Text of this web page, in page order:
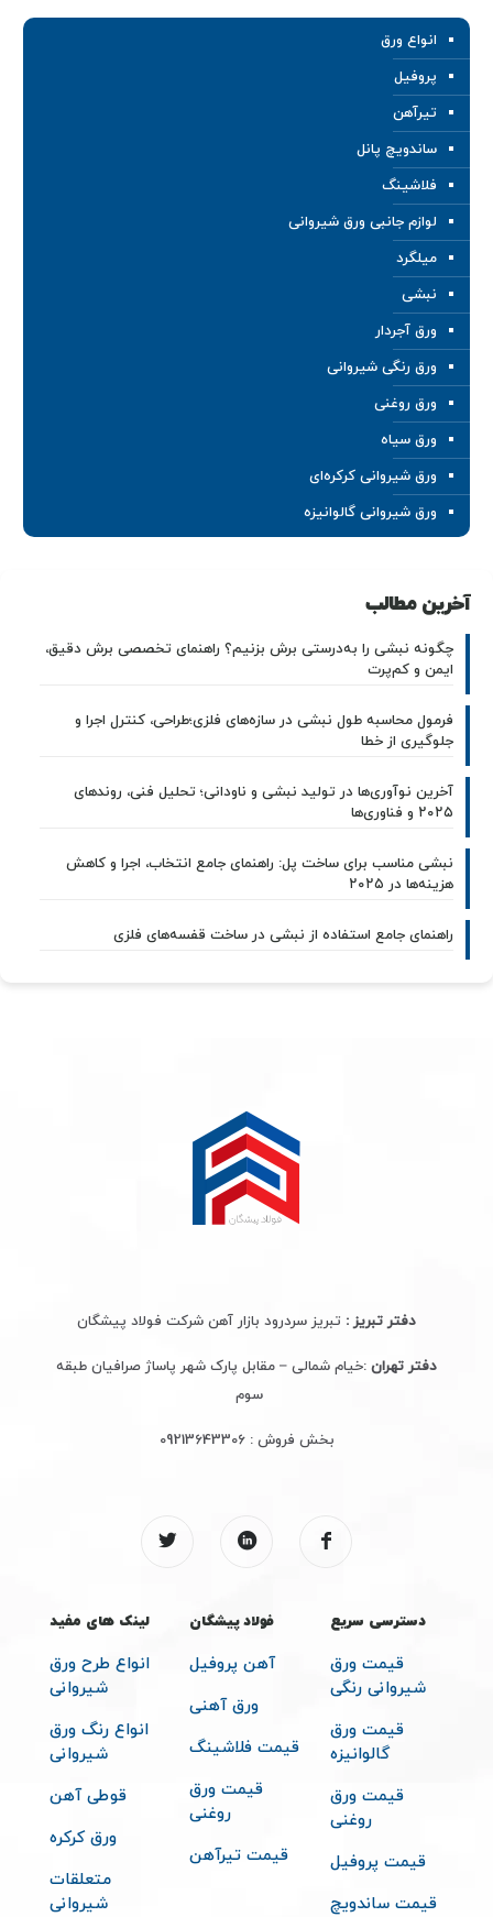
انواع ورق
پروفیل
تیرآهن
ساندویچ پانل
فلاشینگ
لوازم جانبی ورق شیروانی
میلگرد
نبشی
ورق آجردار
ورق رنگی شیروانی
ورق روغنی
ورق سیاه
ورق شیروانی کرکره‌ای
ورق شیروانی گالوانیزه
آخرین مطالب
چگونه نبشی را به‌درستی برش بزنیم؟ راهنمای تخصصی برش دقیق،
ایمن و کم‌پرت
فرمول محاسبه طول نبشی در سازه‌های فلزی؛طراحی، کنترل اجرا و
جلوگیری از خطا
آخرین نوآوری‌ها در تولید نبشی و ناودانی؛ تحلیل فنی، روندهای
۲۰۲۵ و فناوری‌ها
نبشی مناسب برای ساخت پل: راهنمای جامع انتخاب، اجرا و کاهش
هزینه‌ها در ۲۰۲۵
راهنمای جامع استفاده از نبشی در ساخت قفسه‌های فلزی
دفتر تبریز : تبریز سردرود بازار آهن شرکت فولاد پیشگان
دفتر تهران :خیام شمالی – مقابل پارک شهر پاساژ صرافیان طبقه
سوم
بخش فروش :09213643306
دسترسی سریع
قیمت ورق
شیروانی رنگی
قیمت ورق
گالوانیزه
قیمت ورق
روغنی
قیمت پروفیل
قیمت ساندویچ
فولاد پیشگان
آهن پروفیل
ورق آهنی
قیمت فلاشینگ
قیمت ورق
روغنی
قیمت تیرآهن
لینک های مفید
انواع طرح ورق
شیروانی
انواع رنگ ورق
شیروانی
قوطی آهن
ورق کرکره
متعلقات
شیروانی